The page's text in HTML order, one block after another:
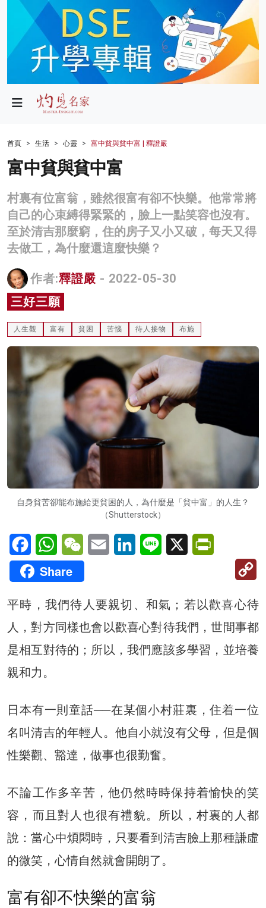
政局
財經
生活
商業
科技
名家榜
灼見活動
關於我們
首頁 生活 心靈 富中貧與貧中富 | 釋證嚴
富中貧與貧中富
村裏有位富翁，雖然很富有卻不快樂。他常常將
自己的心束縛得緊緊的，臉上一點笑容也沒有。
至於清吉那麼窮，住的房子又小又破，每天又得
去做工，為什麼還這麼快樂？
作者:釋證嚴 - 2022-05-30
三好三願
人生觀 富有 貧困 苦惱 待人接物 布施
自身貧苦卻能布施給更貧困的人，為什麼是「貧中富」的人生？
（Shutterstock）
FacebookWhatsAppWeChatEmail LinkedInLine X
Share
平時，我們待人要親切、和氣；若以歡喜心待
人，對方同樣也會以歡喜心對待我們，世間事都
是相互對待的；所以，我們應該多學習，並培養
親和力。
日本有一則童話──在某個小村莊裏，住着一位
名叫清吉的年輕人。他自小就沒有父母，但是個
性樂觀、豁達，做事也很勤奮。
不論工作多辛苦，他仍然時時保持着愉快的笑
容，而且對人也很有禮貌。所以，村裏的人都
說：當心中煩悶時，只要看到清吉臉上那種謙虛
的微笑，心情自然就會開朗了。
富有卻不快樂的富翁